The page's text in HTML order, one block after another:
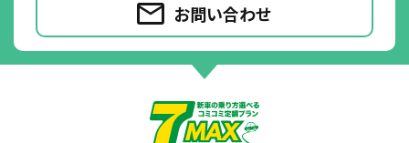
お問い合わせ